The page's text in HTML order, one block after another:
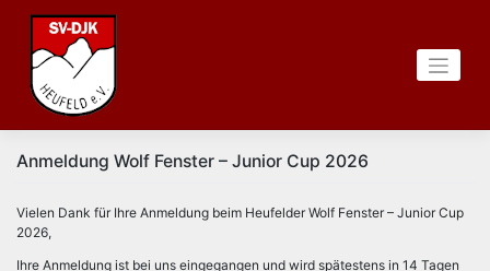
springen
Anmeldung Wolf Fenster – Junior Cup 2026
Vielen Dank für Ihre Anmeldung beim Heufelder Wolf Fenster – Junior Cup
2026,
Ihre Anmeldung ist bei uns eingegangen und wird spätestens in 14 Tagen